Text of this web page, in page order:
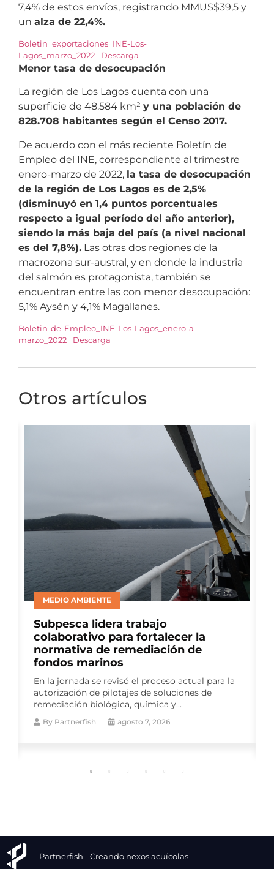
7,4% de estos envíos, registrando MMUS$39,5 y
un alza de 22,4%.
Boletin_exportaciones_INE-Los-
Lagos_marzo_2022
Descarga
Menor tasa de desocupación
La región de Los Lagos cuenta con una
superficie de 48.584 km² y una población de
828.708 habitantes según el Censo 2017.
De acuerdo con el más reciente Boletín de
Empleo del INE, correspondiente al trimestre
enero-marzo de 2022, la tasa de desocupación
de la región de Los Lagos es de 2,5%
(disminuyó en 1,4 puntos porcentuales
respecto a igual período del año anterior),
siendo la más baja del país (a nivel nacional
es del 7,8%). Las otras dos regiones de la
macrozona sur-austral, y en donde la industria
del salmón es protagonista, también se
encuentran entre las con menor desocupación:
5,1% Aysén y 4,1% Magallanes.
Boletin-de-Empleo_INE-Los-Lagos_enero-a-
marzo_2022
Descarga
Otros artículos
BIENESTAR ANIMAL
Consejo del Salmón lideró panel de
productores en ELBA 2026 para
abordar avances en bienestar
animal
Como auspiciador del Encuentro
Latinoamericano de Bienestar Animal (ELBA
2026), el gremio impulsó una instancia de
conversación que reunió a...
By agosto 7, 2026
Partnerfish - Creando nexos acuícolas